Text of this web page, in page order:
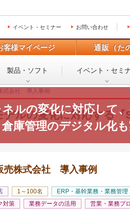
イベント・セミナー お問い合わせ
客様マイページ 通販（た
製品・ソフト イベント・ セミ
式会社 導入事例
デルの変化に対応する『
ルの変化に対応して
庫管理のデジタル化
売株式会社 導入事例
1～100名 ERP・基幹業務・業務管理
対策
業務データの活用 営業・業務プ